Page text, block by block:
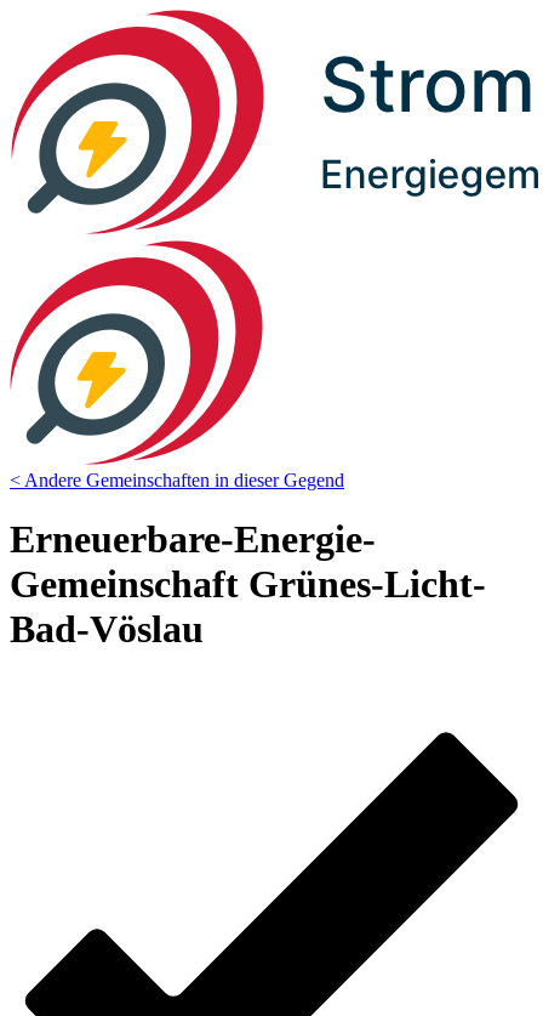
< Andere Gemeinschaften in dieser Gegend
Erneuerbare-Energie-
Gemeinschaft Grünes-Licht-
Bad-Vöslau